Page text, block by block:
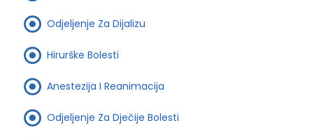
Odjeljenje Za Dijalizu
Hirurške Bolesti
Anestezija I Reanimacija
Odjeljenje Za Dječije Bolesti